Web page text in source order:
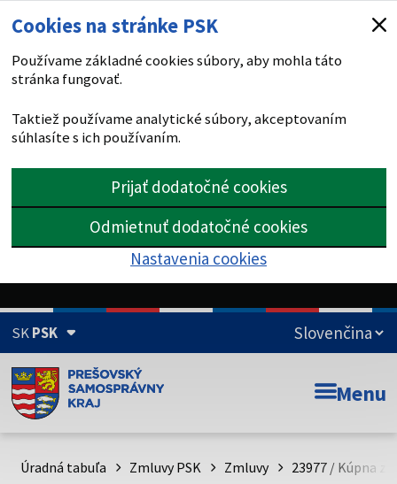
Cookies na stránke PSK
Používame základné cookies súbory, aby mohla táto
stránka fungovať.
Taktiež používame analytické súbory, akceptovaním
súhlasíte s ich používaním.
Prijať dodatočné cookies
Odmietnuť dodatočné cookies
Nastavenia cookies
SKPSK
Doména psk.sk je oficiálna
Toto je oficiálna webová stránka Prešovského
psk.sk.
Menu
Úradná tabuľa Zmluvy PSK Zmluvy 23977 / Kúpna